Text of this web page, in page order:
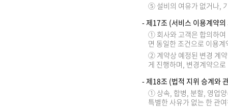
⑤ 설비의 여유가 없거나,
- 제17조 (서비스 이용계약의
① 회사와 고객은 합의하여
면 동일한 조건으로 이용
② 계약상 예정된 변경 계
게 진행하며, 변경계약으
- 제18조 (법적 지위 승계와
① 상속, 합병, 분할, 영업양
특별한 사유가 없는 한 관